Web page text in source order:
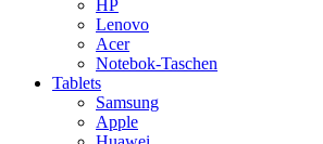
HP
Lenovo
Acer
Notebok-Taschen
Tablets
Samsung
Apple